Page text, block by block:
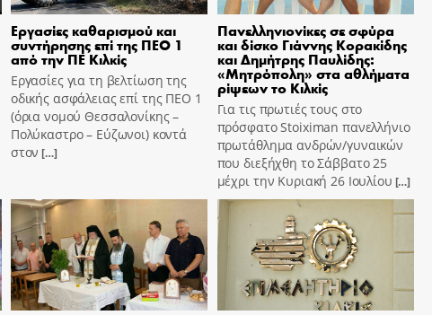
Εργασίες καθαρισμού και
συντήρησης επί της ΠΕΟ 1
από την ΠΕ Κιλκίς
Εργασίες για τη βελτίωση της
οδικής ασφάλειας επί της ΠΕΟ 1
(όρια νομού Θεσσαλονίκης –
Πολύκαστρο – Εύζωνοι) κοντά
στον […]
Πανελληνιονίκες σε σφύρα
και δίσκο Γιάννης Κορακίδης
και Δημήτρης Παυλίδης:
«Μητρόπολη» στα αθλήματα
ρίψεων το Κιλκίς
Για τις πρωτιές τους στο
πρόσφατο Stoiximan πανελλήνιο
πρωτάθλημα ανδρών/γυναικών
που διεξήχθη το Σάββατο 25
μέχρι την Κυριακή 26 Ιουλίου […]